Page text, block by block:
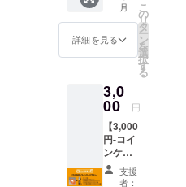
ンクチ
ケット
の有効
既製品
のPASS
にス
でメッ
セージ
を記入
いたし
ます。
※この
PASSで
CLAPP
好きな
ドリン
クと共
に ・
CLAPP
えるド
リンク
チケッ
ト6枚
※「ドリ
ンクチ
ケット
の有効
月
詳細を見る
こ
の
リ
タ
ー
ン
を
選
択
す
る
3,0
00 円
【3,000
円-コイ
ンケー
スプラ
ン-】 -
支援
者：